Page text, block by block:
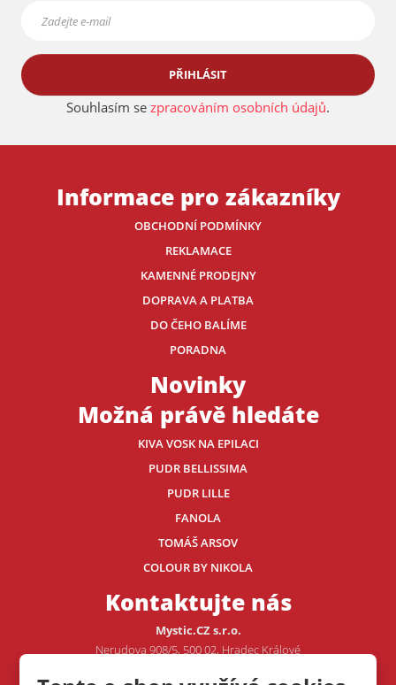
PŘIHLÁSIT
Souhlasím se zpracováním osobních údajů.
Informace pro zákazníky
OBCHODNÍ PODMÍNKY
REKLAMACE
KAMENNÉ PRODEJNY
DOPRAVA A PLATBA
DO ČEHO BALÍME
PORADNA
Novinky
Možná právě hledáte
KIVA VOSK NA EPILACI
PUDR BELLISSIMA
PUDR LILLE
FANOLA
TOMÁŠ ARSOV
COLOUR BY NIKOLA
Kontaktujte nás
Mystic.CZ s.r.o.
Nerudova 908/5, 500 02, Hradec Králové